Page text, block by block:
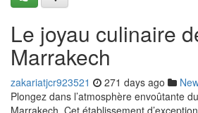
Le joyau culinaire
Marrakech
zakariatjcr923521 271 days ago
Plongez dans l’atmosphère envoûtante
Marrakech. Cet établissement